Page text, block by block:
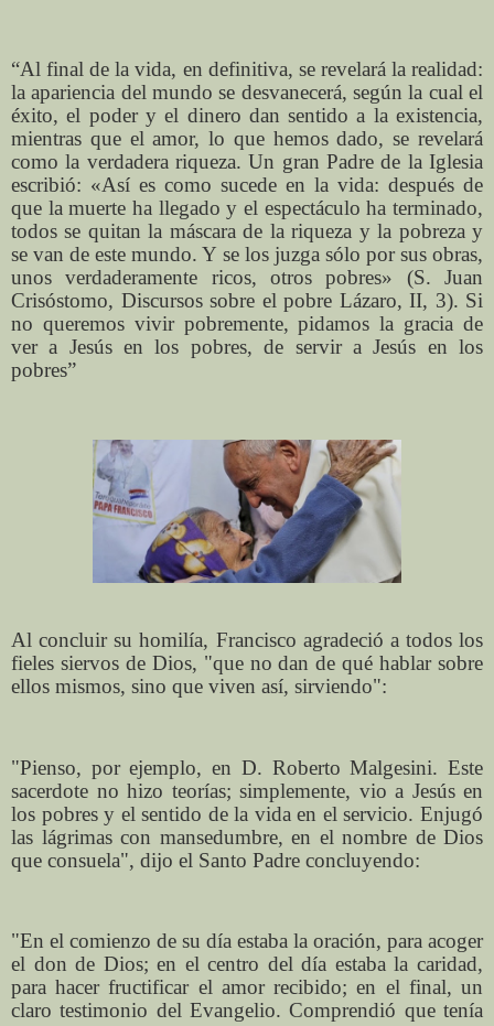
“Al final de la vida, en definitiva, se revelará la realidad:
la apariencia del mundo se desvanecerá, según la cual el
éxito, el poder y el dinero dan sentido a la existencia,
mientras que el amor, lo que hemos dado, se revelará
como la verdadera riqueza. Un gran Padre de la Iglesia
escribió: «Así es como sucede en la vida: después de
que la muerte ha llegado y el espectáculo ha terminado,
todos se quitan la máscara de la riqueza y la pobreza y
se van de este mundo. Y se los juzga sólo por sus obras,
unos verdaderamente ricos, otros pobres» (S. Juan
Crisóstomo, Discursos sobre el pobre Lázaro, II, 3). Si
no queremos vivir pobremente, pidamos la gracia de
ver a Jesús en los pobres, de servir a Jesús en los
pobres”
Al concluir su homilía, Francisco agradeció a todos los
fieles siervos de Dios, "que no dan de qué hablar sobre
ellos mismos, sino que viven así, sirviendo":
"Pienso, por ejemplo, en D. Roberto Malgesini. Este
sacerdote no hizo teorías; simplemente, vio a Jesús en
los pobres y el sentido de la vida en el servicio. Enjugó
las lágrimas con mansedumbre, en el nombre de Dios
que consuela", dijo el Santo Padre concluyendo:
"En el comienzo de su día estaba la oración, para acoger
el don de Dios; en el centro del día estaba la caridad,
para hacer fructificar el amor recibido; en el final, un
claro testimonio del Evangelio. Comprendió que tenía